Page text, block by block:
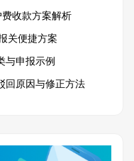
收款方案解析
关便捷方案
与申报示例
回原因与修正方法